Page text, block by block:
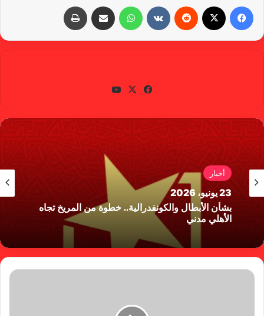
واتساب
في
وك
X
أخبار
23 يونيو، 2026
بشأن الأبطال والكونفدرالية.. خطوة من المريخ تجاه
الأهلي مدني